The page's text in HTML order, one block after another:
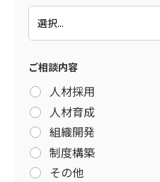
ご相談内容
人材採用
人材育成
組織開発
制度構築
その他